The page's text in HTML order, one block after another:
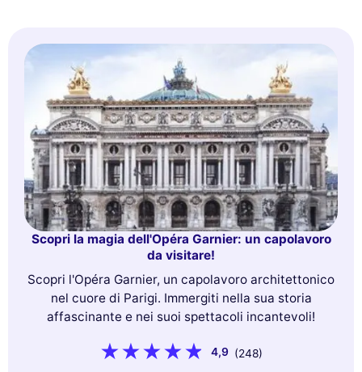
Scopri la magia dell'Opéra Garnier: un capolavoro
da visitare!
Scopri l'Opéra Garnier, un capolavoro architettonico
nel cuore di Parigi. Immergiti nella sua storia
affascinante e nei suoi spettacoli incantevoli!
4,9 (248)